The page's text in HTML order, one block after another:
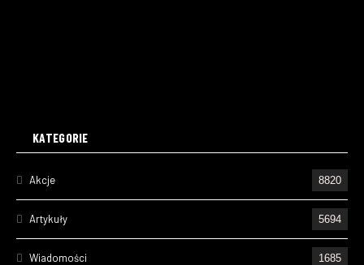
KATEGORIE
Akcje 8820
Artykuły 5694
Wiadomości 1685